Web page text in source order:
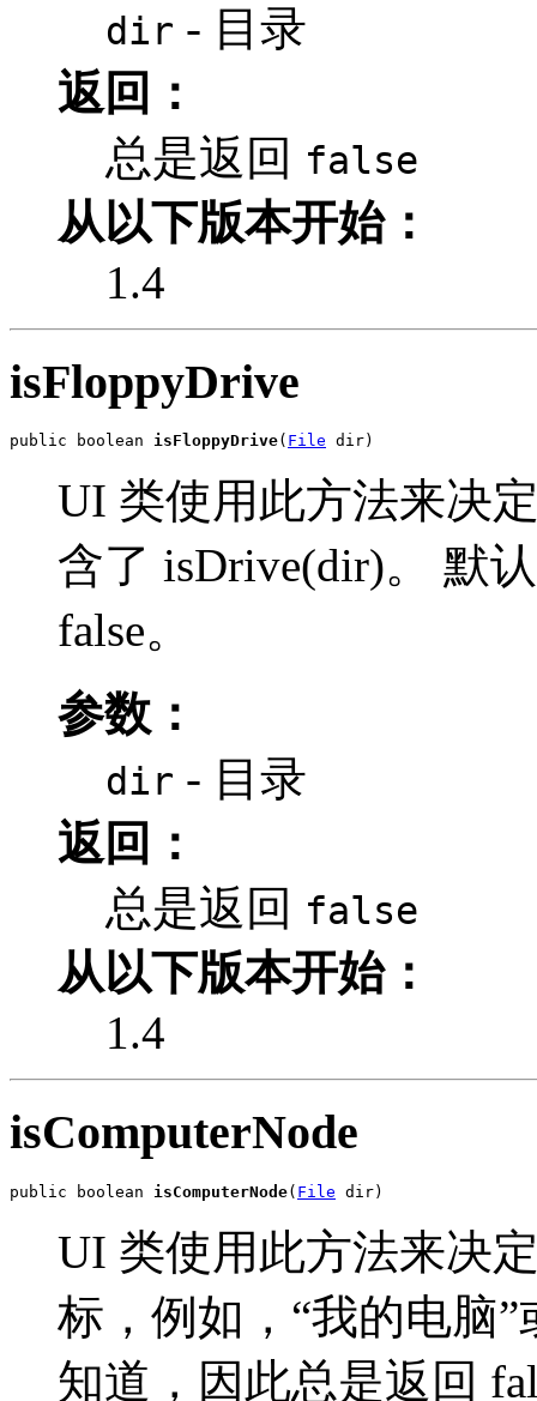
dir - 目录
返回：
总是返回 false
从以下版本开始：
1.4
isFloppyDrive
public boolean isFloppyDrive( File dir)
UI 类使用此方法来决
含了 isDrive(dir)。 默
false。
参数：
dir - 目录
返回：
总是返回 false
从以下版本开始：
1.4
isComputerNode
public boolean isComputerNode( File dir)
UI 类使用此方法来决
标，例如，“我的电脑
知道，因此总是返回